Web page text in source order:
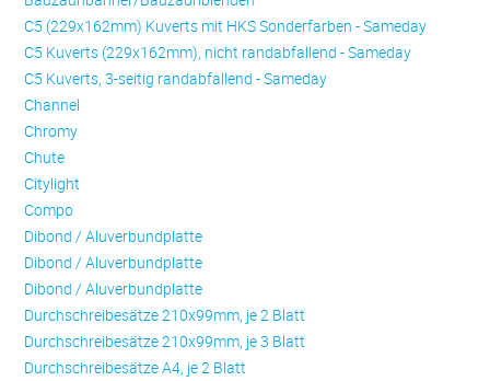
C5 (229x162mm) Kuverts mit HKS Sonderfarben - Sameday
C5 Kuverts (229x162mm), nicht randabfallend - Sameday
C5 Kuverts, 3-seitig randabfallend - Sameday
Channel
Chromy
Chute
Citylight
Compo
Dibond / Aluverbundplatte
Dibond / Aluverbundplatte
Dibond / Aluverbundplatte
Durchschreibesätze 210x99mm, je 2 Blatt
Durchschreibesätze 210x99mm, je 3 Blatt
Durchschreibesätze A4, je 2 Blatt